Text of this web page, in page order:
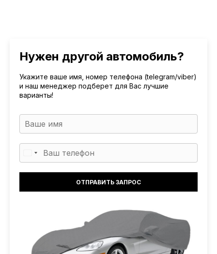
Нужен другой автомобиль?
Укажите ваше имя, номер телефона (telegram/viber)
и наш менеджер подберет для Вас лучшие
варианты!